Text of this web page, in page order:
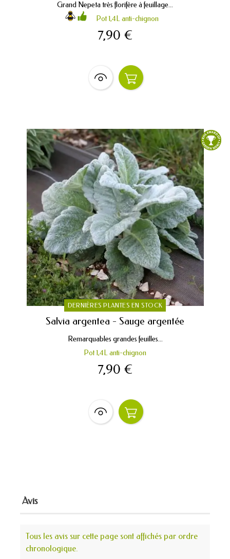
Grand Nepeta très florifère à feuillage...
Pot 1,4L anti-chignon
7,90 €
DERNIÈRES PLANTES EN STOCK
Salvia argentea - Sauge argentée
Remarquables grandes feuilles...
Pot 1,4L anti-chignon
7,90 €
Avis
Tous les avis sur cette page sont affichés par ordre
chronologique.